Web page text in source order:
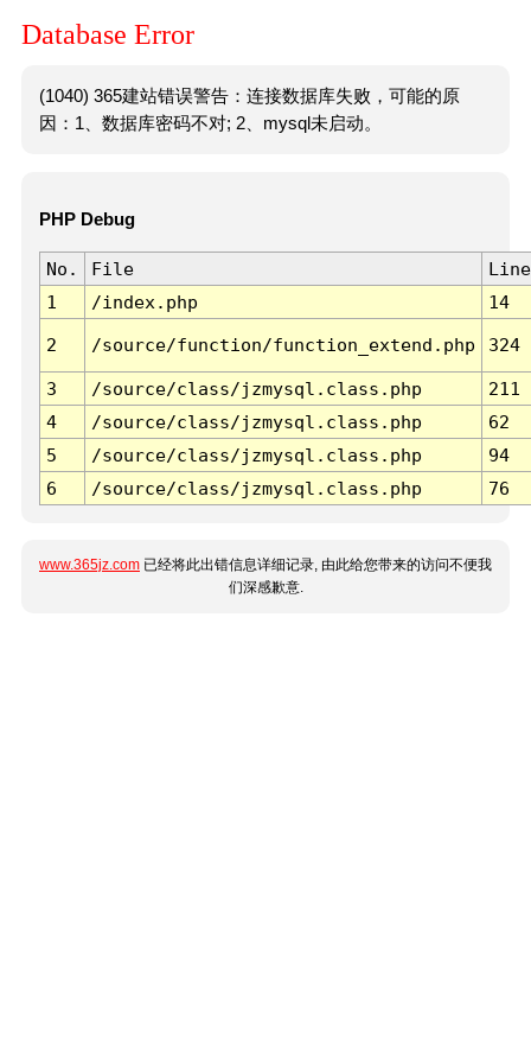
Database Error
(1040) 365建站错误警告：连接数据库失败，可能的原
因：1、数据库密码不对; 2、mysql未启动。
PHP Debug
No. File
Line
1
/index.php 14
2 /source/function/function_extend.php 324
3 /source/class/jzmysql.class.php
211
4
/source/class/jzmysql.class.php
62
5
/source/class/jzmysql.class.php
94
6
/source/class/jzmysql.class.php 76
www.365jz.com 已经将此出错信息详细记录, 由此给您带来的访问不便我
们深感歉意.